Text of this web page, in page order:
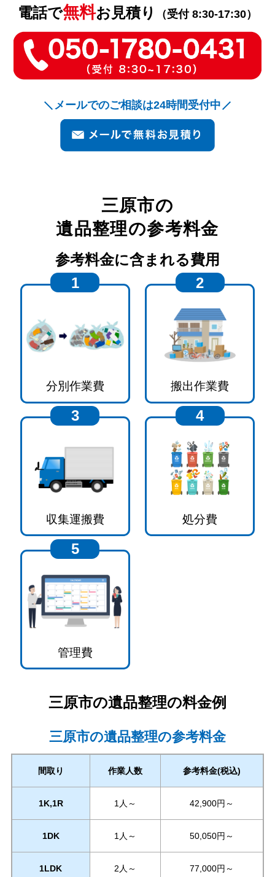
電話で無料お見積り （受付 8:30-17:30）
メールでのご相談は24時間受付中
三原市の
遺品整理の参考料金
参考料金に含まれる費用
1
分別作業費
2
搬出作業費
3
収集運搬費
4
処分費
5
管理費
三原市の遺品整理の料金例
三原市の遺品整理の参考料金
間取り 作業人数 参考料金(税込)
1K,1R 1人～ 42,900円～
1DK 1人～ 50,050円～
1LDK 2人～ 77,000円～